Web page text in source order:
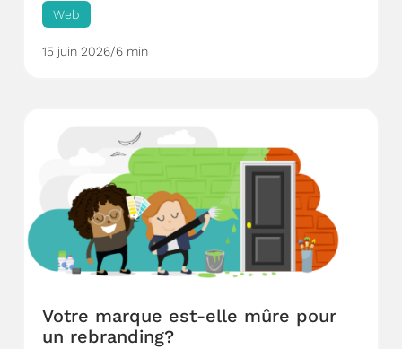
Web
15 juin 2026/6 min
Votre marque est-elle mûre pour
un rebranding?